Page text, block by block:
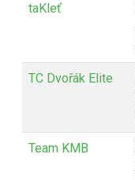
taKleť
TC Dvořák Elite
Team KMB